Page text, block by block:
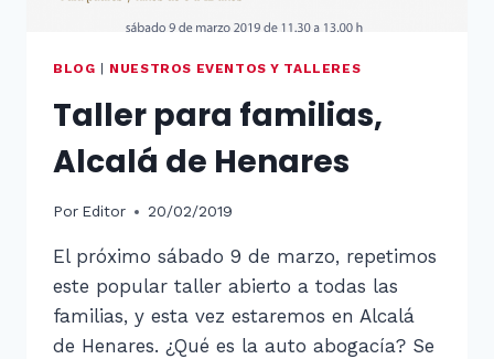
BLOG NUESTROS EVENTOS Y TALLERES
Taller para familias,
Alcalá de Henares
Por Editor 20/02/2019
El próximo sábado 9 de marzo, repetimos
este popular taller abierto a todas las
familias, y esta vez estaremos en Alcalá
de Henares. ¿Qué es la auto abogacía? Se